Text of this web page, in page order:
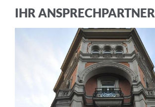
IHR ANSPRECHPARTNER